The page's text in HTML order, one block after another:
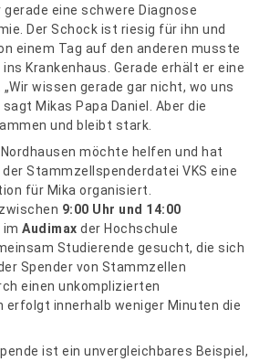
eine schwere Diagnose
Der Schock ist riesig für ihn und
einem Tag auf den anderen musste
Krankenhaus. Gerade erhält er eine
wissen gerade gar nicht, wo uns
Mikas Papa Daniel. Aber die
und bleibt stark.
möchte helfen und hat
Stammzellspenderdatei VKS eine
für Mika organisiert.
zwischen 9:00 Uhr und 14:00
imAudimax der Hochschule
Studierende gesucht, die sich
Spender von Stammzellen
einen unkomplizierten
erfolgt innerhalb weniger Minuten die
ist ein unvergleichbares Beispiel,